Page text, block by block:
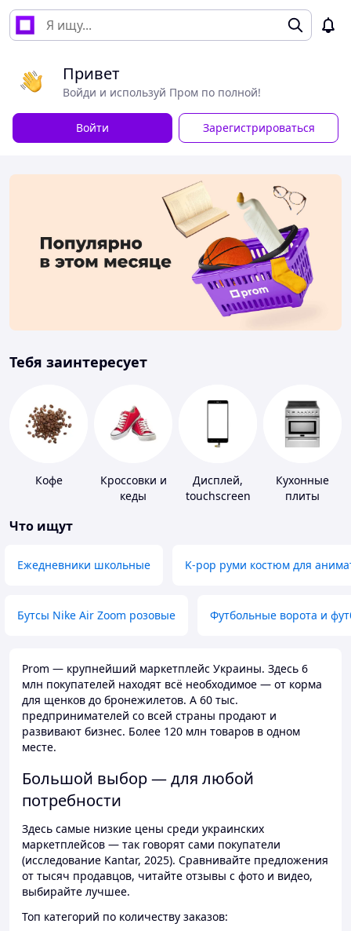
Привет
Войди и используй Пром по полной!
Войти Зарегистрироваться
Тебя заинтересует
Кофе
Кроссовки и
кеды
Дисплей,
touchscreen
Кухонные
плиты
Что ищут
Ежедневники школьные K-pop руми костюм для
Бутсы Nike Air Zoom розовые Футбольные ворота и
Prom — крупнейший маркетплейс Украины. Здесь 6
млн покупателей находят всё необходимое — от корма
для щенков до бронежилетов. А 60 тыс.
предпринимателей со всей страны продают и
развивают бизнес. Более 120 млн товаров в одном
месте.
Большой выбор — для любой
потребности
Здесь самые низкие цены среди украинских
маркетплейсов — так говорят сами покупатели
(исследование Kantar, 2025). Сравнивайте предложения
от тысяч продавцов, читайте отзывы с фото и видео,
выбирайте лучшее.
Топ категорий по количеству заказов: